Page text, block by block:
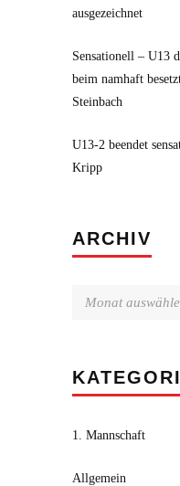
ausgezeichnet
Sensationell – U13
beim namhaft
Steinbach
U13-2 beendet
Kripp
ARCHIV
1. Mannschaft
Allgemein